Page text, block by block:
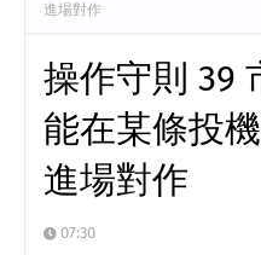
進場對作
操作守則 39
能在某條投
進場對作
07:30